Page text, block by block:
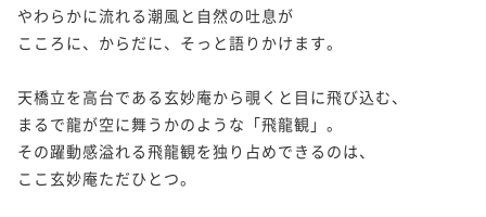
やわらかに流れる潮風と自然の吐息が
こころに、からだに、そっと語りかけます。
天橋立を高台である玄妙庵から覗くと目に飛び込む、
まるで龍が空に舞うかのような「飛龍観」。
その躍動感溢れる飛龍観を独り占めできるのは、
ここ玄妙庵ただひとつ。